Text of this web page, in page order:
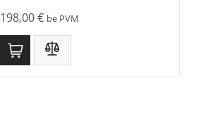
198,00€ be PVM